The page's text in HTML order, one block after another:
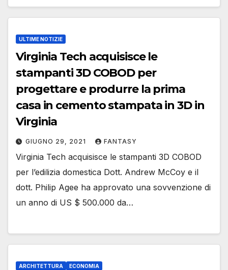
ULTIME NOTIZIE
Virginia Tech acquisisce le
stampanti 3D COBOD per
progettare e produrre la prima
casa in cemento stampata in 3D in
Virginia
GIUGNO 29, 2021 FANTASY
Virginia Tech acquisisce le stampanti 3D COBOD
per l’edilizia domestica Dott. Andrew McCoy e il
dott. Philip Agee ha approvato una sovvenzione di
un anno di US $ 500.000 da…
ARCHITETTURA ECONOMIA